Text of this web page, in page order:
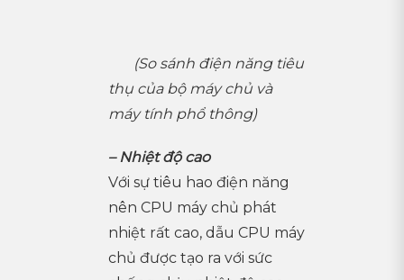
(So sánh điện năng tiêu
thụ của bộ máy chủ và
máy tính phổ thông)
– Nhiệt độ cao
Với sự tiêu hao điện năng
nên CPU máy chủ phát
nhiệt rất cao, dẫu CPU máy
chủ được tạo ra với sức